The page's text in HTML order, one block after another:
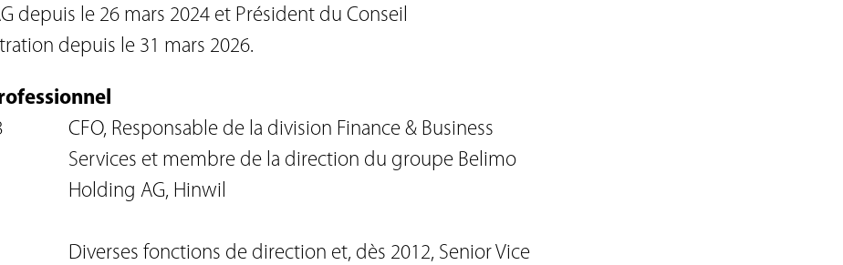
depuis le 26 mars 2024 et Président du Conseil
depuis le 31 mars 2026.
CFO, Responsable de la division Finance & Business
Services et membre de la direction du groupe Belimo
Holding AG, Hinwil
Diverses fonctions de direction et, dès 2012, Senior Vice